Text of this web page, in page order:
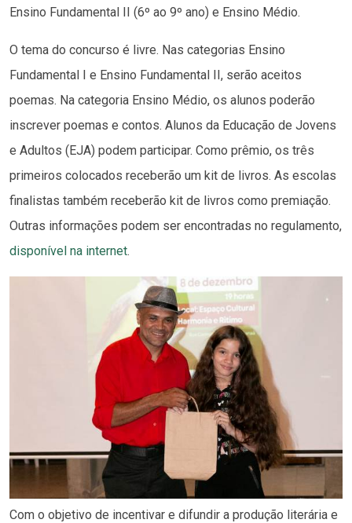
Ensino Fundamental II (6º ao 9º ano) e Ensino Médio.
O tema do concurso é livre. Nas categorias Ensino
Fundamental I e Ensino Fundamental II, serão aceitos
poemas. Na categoria Ensino Médio, os alunos poderão
inscrever poemas e contos. Alunos da Educação de Jovens
e Adultos (EJA) podem participar. Como prêmio, os três
primeiros colocados receberão um kit de livros. As escolas
finalistas também receberão kit de livros como premiação.
Outras informações podem ser encontradas no regulamento,
disponível na internet.
Com o objetivo de incentivar e difundir a produção literária e